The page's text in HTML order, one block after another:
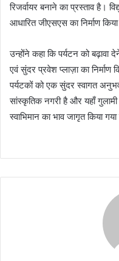
रिजर्वायर बनाने का प्रस्ताव है।
आधारित जीएसएस का निर्माण
उन्होंने कहा कि पर्यटन को
एवं सुंदर प्रवेश प्लाज़ा का
पर्यटकों को एक सुंदर स्वागत
सांस्कृतिक नगरी है और यहाँ गुलामी
स्वाभिमान का भाव जागृत किया